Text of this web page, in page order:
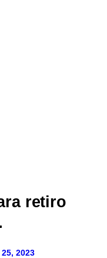
retiro
2023